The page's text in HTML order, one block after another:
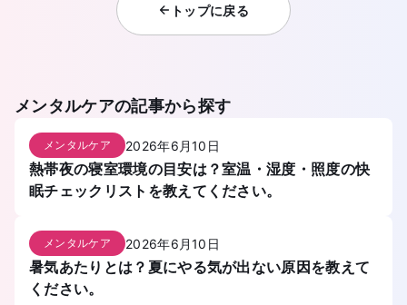
トップに戻る
メンタルケアの記事から探す
メンタルケア 2026年6月10日
熱帯夜の寝室環境の目安は？室温・湿度・照度の快
眠チェックリストを教えてください。
メンタルケア 2026年6月10日
暑気あたりとは？夏にやる気が出ない原因を教えて
ください。